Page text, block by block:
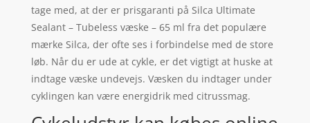
tage med, at der er prisgaranti på Silca Ultimate
Sealant – Tubeless væske – 65 ml fra det populære
mærke Silca, der ofte ses i forbindelse med de store
løb. Når du er ude at cykle, er det vigtigt at huske at
indtage væske undevejs. Væsken du indtager under
cyklingen kan være energidrik med citrussmag.